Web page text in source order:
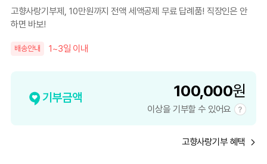
고향사랑기부제, 10만원까지 전액 세액공제 무료 답례품! 직장인은 안
하면 바보!
배송안내 1~3일 이내
기부금액 100,000원
이상을 기부할 수 있어요
고향사랑기부 혜택